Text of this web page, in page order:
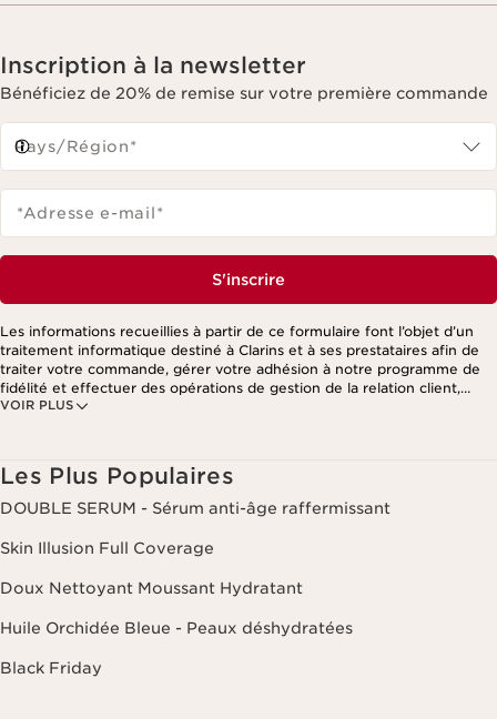
Inscription à la newsletter
Bénéficiez de 20% de remise sur votre première commande
Pays/Région*
*Adresse e-mail*
S'inscrire
VOIR PLUS
Les informations recueillies à partir de ce formulaire font l’objet d’un
traitement informatique destiné à Clarins et à ses prestataires afin de
traiter votre commande, gérer votre adhésion à notre programme de
fidélité et effectuer des opérations de gestion de la relation client,
notamment pour vous adresser des offres personnalisées en fonction
Les Plus Populaires
DOUBLE SERUM - Sérum anti-âge raffermissant
Skin Illusion Full Coverage
Doux Nettoyant Moussant Hydratant
Huile Orchidée Bleue - Peaux déshydratées
Black Friday